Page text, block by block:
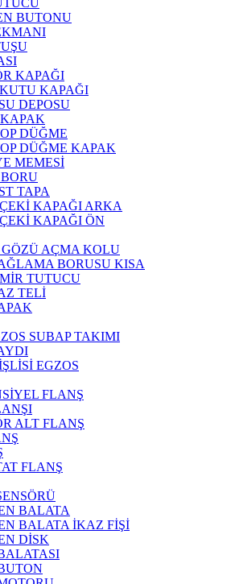
BUTONU
KAPAĞI
KAPAĞI
DEPOSU
DÜĞME
DÜĞME KAPAK
MEMESİ
TAPA
KAPAĞI ARKA
KAPAĞI ÖN
AÇMA KOLU
BORUSU KISA
TUTUCU
TELİ
SUBAP TAKIMI
EGZOS
FLANŞ
ALT FLANŞ
FLANŞ
BALATA
BALATA İKAZ FİŞİ
DİSK